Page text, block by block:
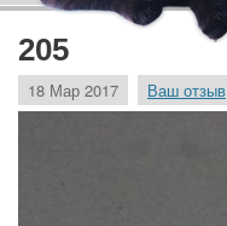
205
18 Мар 2017 Ваш отзыв